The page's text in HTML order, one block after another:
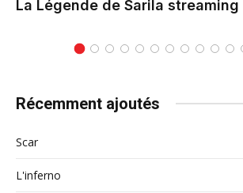
La Légende de Sarila streaming
Récemment ajoutés
Scar
L'inferno